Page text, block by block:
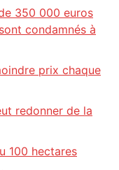
350 000 euros
condamnés à
prix chaque
redonner de la
100 hectares